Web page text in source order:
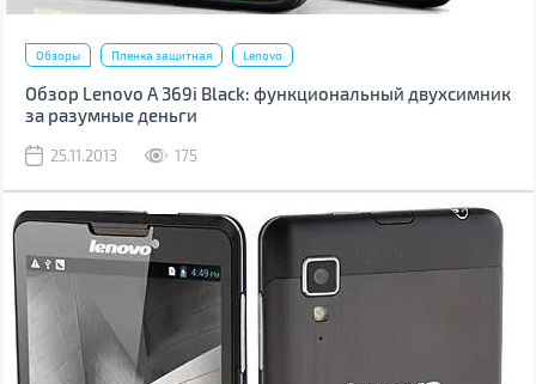
Обзоры Пленка защитная Lenovo
Обзор Lenovo A 369i Black: функциональный двухсимник
за разумные деньги
25.11.2013 175